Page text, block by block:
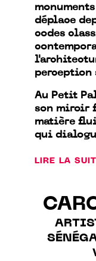
déplace
codes
perception
Au Petit
son miroir
matière
qui
LIRE LA